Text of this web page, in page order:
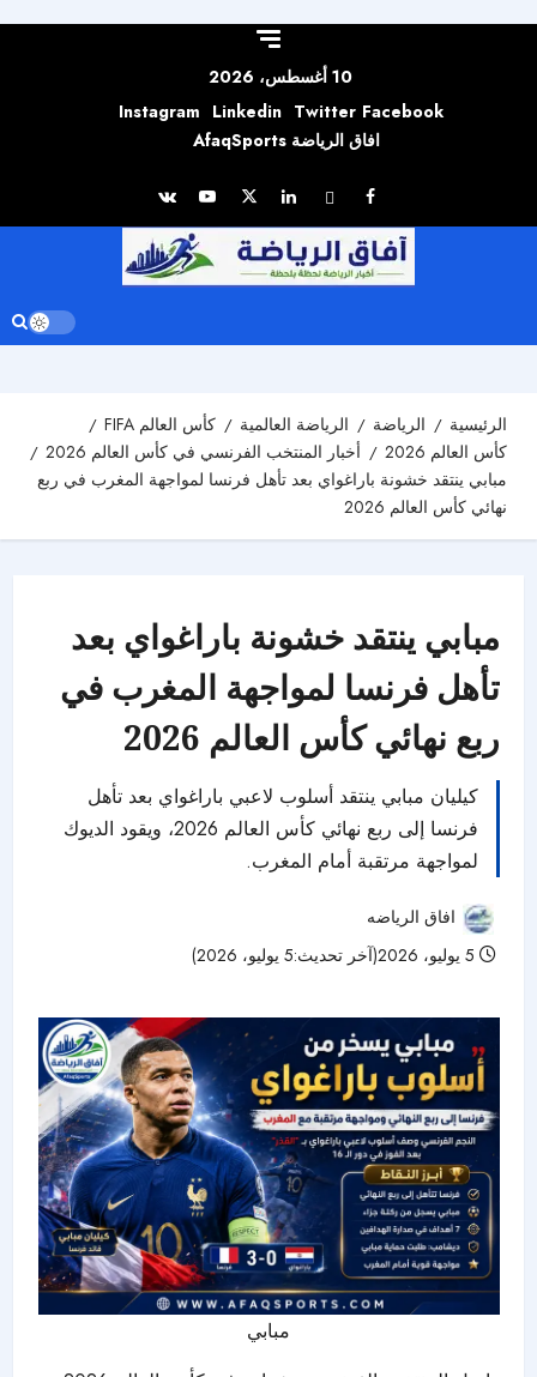
10 أغسطس، 2026
Facebook
Twitter
Linkedin
Instagram
افاق الرياضة AfaqSports
الرئيسية الرياضة الرياضة العالمية
كأس العالم FIFA
كأس العالم 2026
أخبار المنتخب الفرنسي في كأس العالم 2026
مبابي ينتقد خشونة باراغواي بعد تأهل فرنسا لمواجهة المغرب في ربع
نهائي كأس العالم 2026
مبابي ينتقد خشونة باراغواي بعد
تأهل فرنسا لمواجهة المغرب في
ربع نهائي كأس العالم 2026
كيليان مبابي ينتقد أسلوب لاعبي باراغواي بعد تأهل
فرنسا إلى ربع نهائي كأس العالم 2026، ويقود الديوك
لمواجهة مرتقبة أمام المغرب.
افاق الرياضه
مبابي